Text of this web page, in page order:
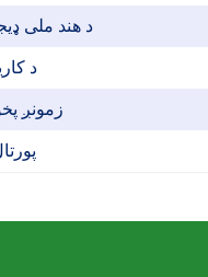
د هند ملی
د
زمونږ